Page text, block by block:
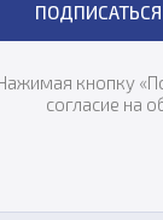
ПОДПИСАТЬСЯ
кнопку
согласие на